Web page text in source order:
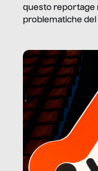
questo reportage
problematiche del